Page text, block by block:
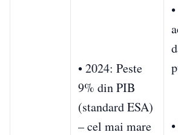
• 2024: Peste
9% din PIB
(standard ESA)
– cel mai mare